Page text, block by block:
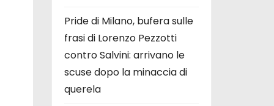
Pride di Milano, bufera sulle
frasi di Lorenzo Pezzotti
contro Salvini: arrivano le
scuse dopo la minaccia di
querela